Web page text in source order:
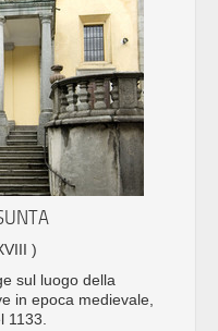
)
sul luogo della
in epoca medievale,
1133.